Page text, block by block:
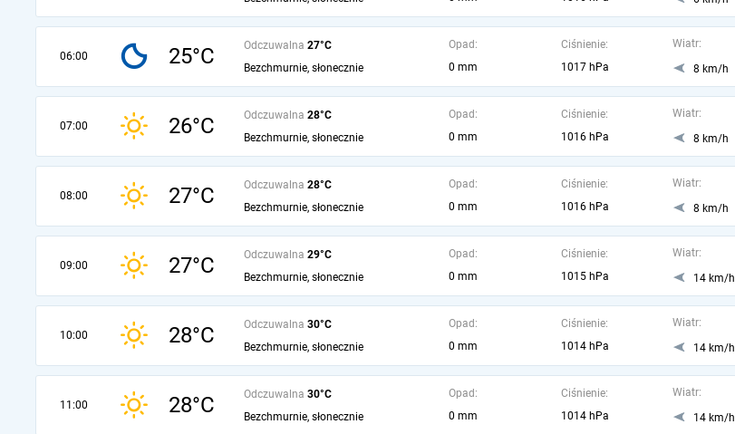
06:00 25°C Odczuwalna 27°C
Bezchmurnie, słonecznie
Opad:
0 mm
Ciśnienie:
1017 hPa
Wiatr:
8 km/h
07:00 26°C Odczuwalna 28°C
Bezchmurnie, słonecznie
Opad:
0 mm
Ciśnienie:
1016 hPa
Wiatr:
8 km/h
08:00 27°C Odczuwalna 28°C
Bezchmurnie, słonecznie
Opad:
0 mm
Ciśnienie:
1016 hPa
Wiatr:
8 km/h
09:00 27°C Odczuwalna 29°C
Bezchmurnie, słonecznie
Opad:
0 mm
Ciśnienie:
1015 hPa
Wiatr:
14 km/h
10:00 28°C Odczuwalna 30°C
Bezchmurnie, słonecznie
Opad:
0 mm
Ciśnienie:
1014 hPa
Wiatr:
14 km/h
11:00 28°C Odczuwalna 30°C
Bezchmurnie, słonecznie
Opad:
0 mm
Ciśnienie:
1014 hPa
Wiatr:
14 km/h